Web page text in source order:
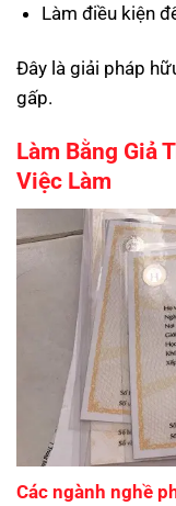
Làm điều kiện
Đây là giải pháp
gấp.
Làm Bằng Giả
Việc Làm
Các ngành nghề